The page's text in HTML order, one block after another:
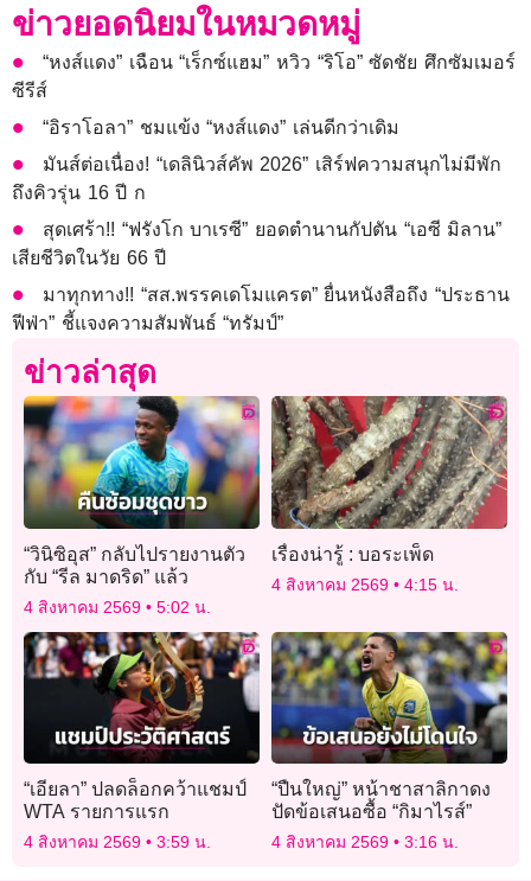
ข่าวยอดนิยมในหมวดหมู่
“หงส์แดง” เฉือน “เร็กซ์แฮม” หวิว “ริโอ” ซัดชัย ศึกซัมเมอร์
ซีรีส์
“อิราโอลา” ชมแข้ง “หงส์แดง” เล่นดีกว่าเดิม
มันส์ต่อเนื่อง! “เดลินิวส์คัพ 2026” เสิร์ฟความสนุกไม่มีพัก
ถึงคิวรุ่น 16 ปี ก
สุดเศร้า!! “ฟรังโก บาเรซี” ยอดตำนานกัปตัน “เอซี มิลาน”
เสียชีวิตในวัย 66 ปี
มาทุกทาง!! “สส.พรรคเดโมแครต” ยื่นหนังสือถึง “ประธาน
ฟีฟ่า” ชี้แจงความสัมพันธ์ “ทรัมป์”
ข่าวล่าสุด
“วินิซิอุส” กลับไปรายงานตัว
กับ “รีล มาดริด” แล้ว
4 สิงหาคม 2569 5:02 น.
เรื่องน่ารู้ : บอระเพ็ด
4 สิงหาคม 2569 4:15 น.
“เอียลา” ปลดล็อกคว้าแชมป์
WTA รายการแรก
4 สิงหาคม 2569 3:59 น.
“ปืนใหญ่” หน้าชาสาลิกาดง
ปัดข้อเสนอซื้อ “กิมาไรส์”
4 สิงหาคม 2569 3:16 น.